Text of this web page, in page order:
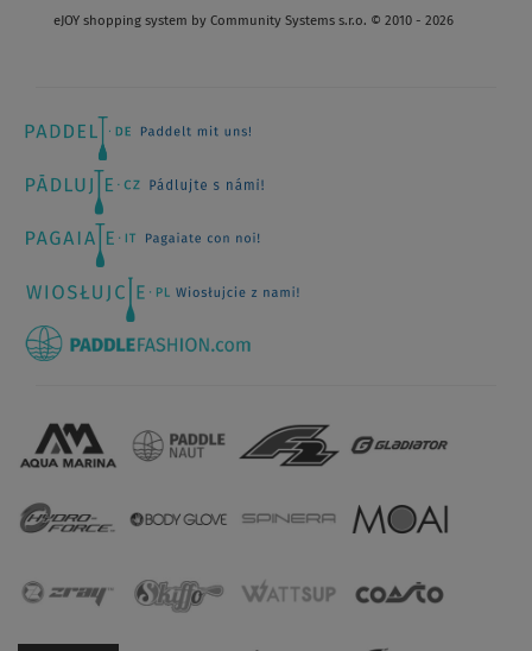
eJOY shopping system by Community Systems s.r.o. © 2010 - 2026